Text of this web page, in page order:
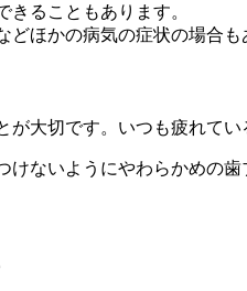
ることもあります。
ほかの病気の症状の場合も
大切です。いつも疲れて
ないようにやわらかめの歯